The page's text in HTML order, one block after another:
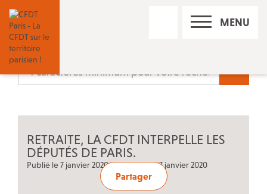
RECHERCHE MENU
Nos réseaux sociaux
Contact
Trouver un conseiller du salarié
RETRAITE, LA CFDT INTERPELLE LES
DÉPUTÉS DE PARIS.
Publié le 7 janvier 2020 • Mis à jour le 7 janvier 2020
Partager